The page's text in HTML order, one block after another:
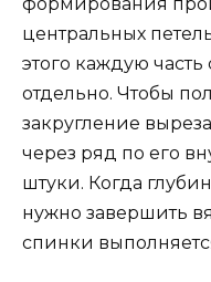
формирования
центральных
этого каждую
отдельно. Чтобы
закругление
через ряд по его
штуки. Когда
нужно завершить
спинки